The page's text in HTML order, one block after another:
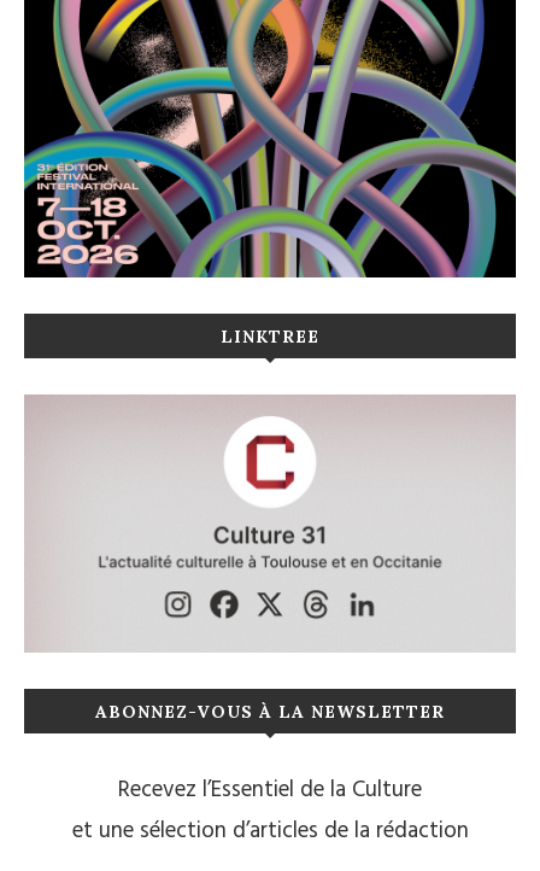
LINKTREE
ABONNEZ-VOUS À LA NEWSLETTER
Recevez l’Essentiel de la Culture
et une sélection d’articles de la rédaction